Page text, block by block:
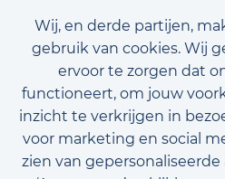
Wij, en derde partijen,
gebruik van cookies. Wij
ervoor te zorgen dat
functioneert, om jouw
inzicht te verkrijgen in
voor marketing en social
zien van
Voornaam